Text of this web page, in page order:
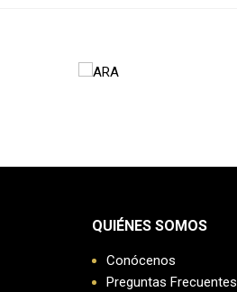
QUIÉNES SOMOS
Conócenos
Preguntas Frecuentes